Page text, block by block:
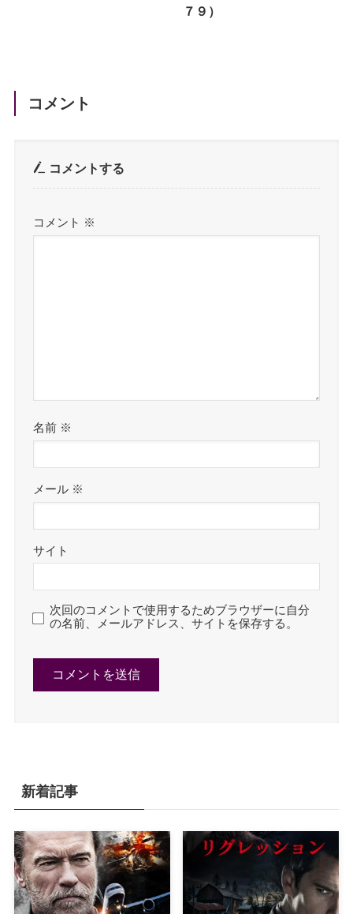
７９）
コメント
コメントする
コメント ※
名前 ※
メール ※
サイト
次回のコメントで使用するためブラウザーに自分
の名前、メールアドレス、サイトを保存する。
新着記事